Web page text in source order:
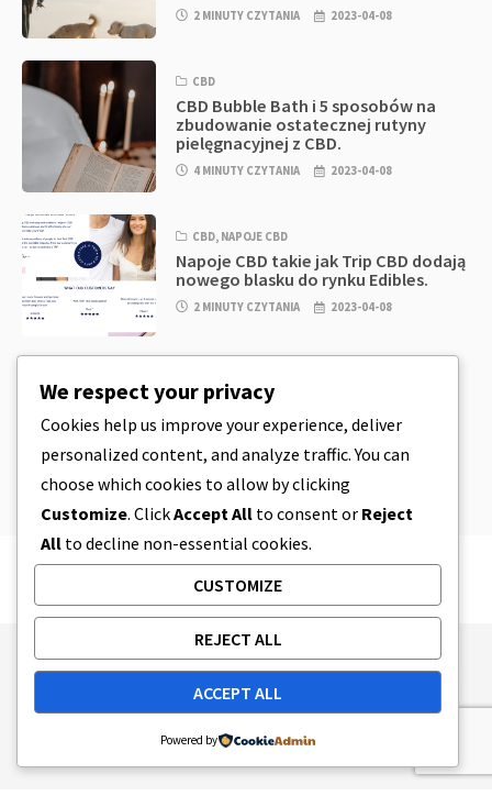
2 MINUTY CZYTANIA 2023-04-08
CBD
CBD Bubble Bath i 5 sposobów na
zbudowanie ostatecznej rutyny
pielęgnacyjnej z CBD.
4 MINUTY CZYTANIA 2023-04-08
CBD, NAPOJE CBD
Napoje CBD takie jak Trip CBD dodają
nowego blasku do rynku Edibles.
2 MINUTY CZYTANIA 2023-04-08
CBD Cookie Dough & Incredibly
Simple CBD Edibles You Can Make at
Home
4 MINUTY CZYTANIA
Publishing Principles
Ethics Policy
Corrections Policy
Feedback Policy
Ownership & Funding
Tag map
We respect your privacy
Cookies help us improve your experience, deliver
personalized content, and analyze traffic. You can
choose which cookies to allow by clicking
Customize. ClickAccept All to consent or Reject
All to decline non-essential cookies.
CUSTOMIZE
REJECT ALL
ACCEPT ALL
Powered by